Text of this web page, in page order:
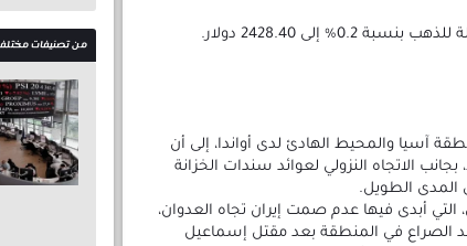
إلى 2428.40 دولار.
آسيا والمحيط الهادئ لدى أواندا، إلى أن
الاتجاه النزولي لعوائد سندات الخزانة
المدى الطويل.
أبدى فيها عدم صمت إيران تجاه العدوان،
الصراع في المنطقة بعد مقتل إسماعيل
من تصنيفات